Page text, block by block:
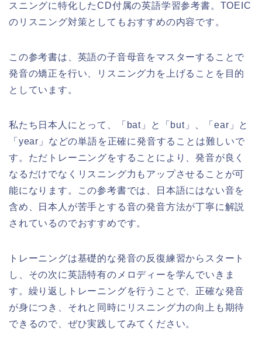
スニングに特化したCD付属の英語学習参考書。TOEIC
のリスニング対策としてもおすすめの内容です。
この参考書は、英語の子音母音をマスターすることで
発音の矯正を行い、リスニング力を上げることを目的
としています。
私たち日本人にとって、「bat」と「but」、「ear」と
「year」などの単語を正確に発音することは難しいで
す。ただトレーニングをすることにより、発音が良く
なるだけでなくリスニング力もアップさせることが可
能になります。この参考書では、日本語にはない音を
含め、日本人が苦手とする音の発音方法が丁寧に解説
されているのでおすすめです。
トレーニングは基礎的な発音の反復練習からスタート
し、その次に英語特有のメロディーを学んでいきま
す。繰り返しトレーニングを行うことで、正確な発音
が身につき、それと同時にリスニング力の向上も期待
できるので、ぜひ実践してみてください。